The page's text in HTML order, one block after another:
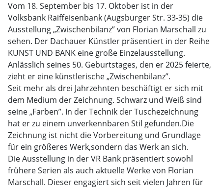
Vom 18. September bis 17. Oktober ist in der
Volksbank Raiffeisenbank (Augsburger Str. 33-35) die
Ausstellung „Zwischenbilanz” von Florian Marschall zu
sehen. Der Dachauer Künstler präsentiert in der Reihe
KUNST UND BANK eine große Einzelausstellung.
Anlässlich seines 50. Geburtstages, den er 2025 feierte,
zieht er eine künstlerische „Zwischenbilanz”.
Seit mehr als drei Jahrzehnten beschäftigt er sich mit
dem Medium der Zeichnung. Schwarz und Weiß sind
seine „Farben”. In der Technik der Tuschezeichnung
hat er zu einem unverkennbaren Stil gefunden.Die
Zeichnung ist nicht die Vorbereitung und Grundlage
für ein größeres Werk,sondern das Werk an sich.
Die Ausstellung in der VR Bank präsentiert sowohl
frühere Serien als auch aktuelle Werke von Florian
Marschall. Dieser engagiert sich seit vielen Jahren für